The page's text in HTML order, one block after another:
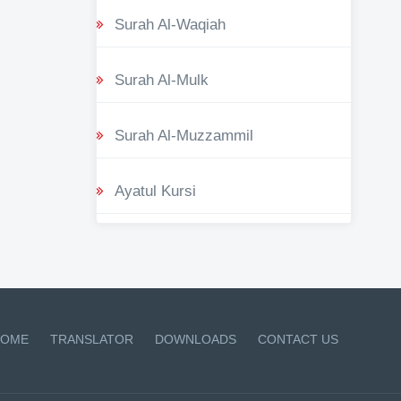
Surah Al-Waqiah
Surah Al-Mulk
Surah Al-Muzzammil
Ayatul Kursi
TRANSLATOR DOWNLOADS CONTACT US